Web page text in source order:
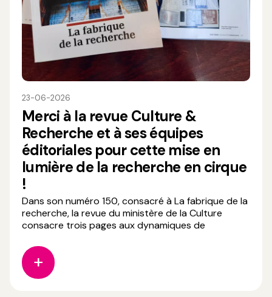
23-06-2026
Merci à la revue Culture &
Recherche et à ses équipes
éditoriales pour cette mise en
lumière de la recherche en cirque
!
Dans son numéro 150, consacré à La fabrique de la
recherche, la revue du ministère de la Culture
consacre trois pages aux dynamiques de
cirque, en mettant à l’honneur plusieurs initiatives
portées par le Centre de ressources et de
recherche du CNAC. À